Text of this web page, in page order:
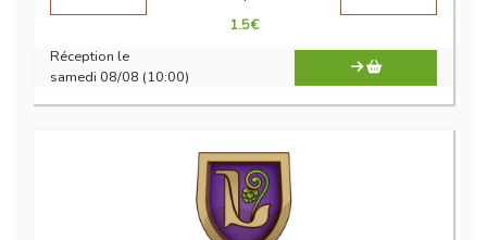
1.5€
Réception le
samedi 08/08 (10:00)